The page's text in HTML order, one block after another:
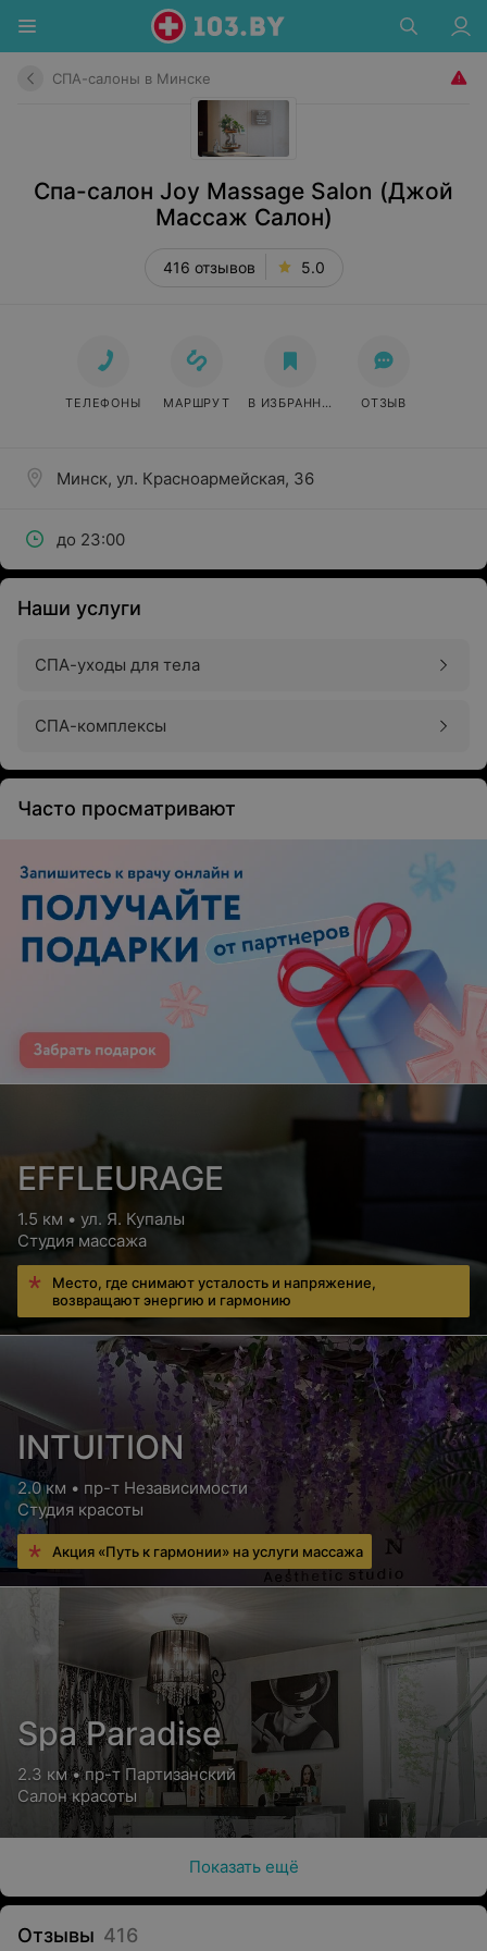
СПА-салоны в Минске
Спа-салон Joy Massage Salon (Джой
Массаж Салон)
416 отзывов 5.0
Минск, ул. Красноармейская, 36
до 23:00
ТЕЛЕФОНЫ МАРШРУТ В ИЗБРАННОЕ ОТЗЫВ
Наши услуги
СПА-уходы для тела
СПА-комплексы
Часто просматривают
EFFLEURAGE
1.5 км • ул. Я. Купалы
Студия массажа
Место, где снимают усталость и напряжение,
возвращают энергию и гармонию
INTUITION
2.0 км • пр-т Независимости
Студия красоты
Акция «Путь к гармонии» на услуги массажа
Spa Paradise
2.3 км • пр-т Партизанский
Салон красоты
Показать ещё
Отзывы 416